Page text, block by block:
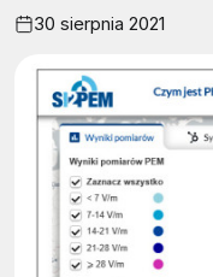
30 sierpnia 2021